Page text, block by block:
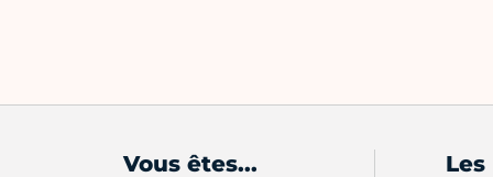
Vous êtes...